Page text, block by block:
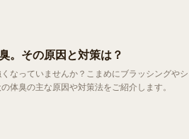
。その原因と対策は？
なっていませんか？こまめにブラッシング
体臭の主な原因や対策法をご紹介します。